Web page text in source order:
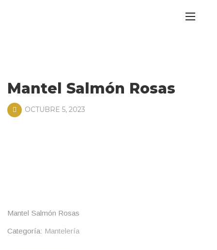
Mantel Salmón Rosas
OCTUBRE 5, 2023
Mantel Salmón Rosas
Categoría: Mantelería